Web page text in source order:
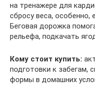
на тренажере для
сбросу веса, особенно,
Беговая дорожка
рельефа, подкачать
Кому стоит купить:
подготовки к забегам,
формы в домашних